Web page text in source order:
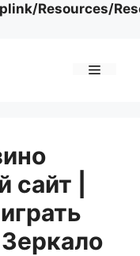
Resources/
|